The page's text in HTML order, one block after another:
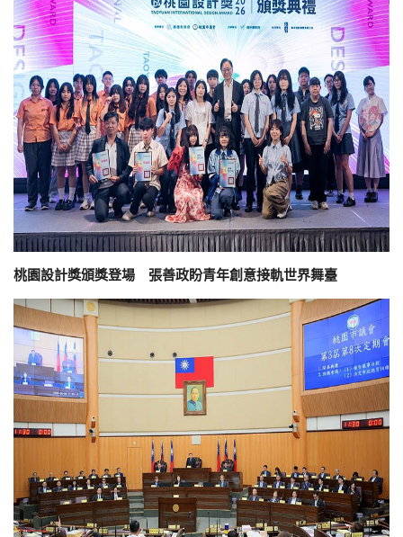
桃園設計獎頒獎登場 張善政盼青年創意接軌世界舞臺